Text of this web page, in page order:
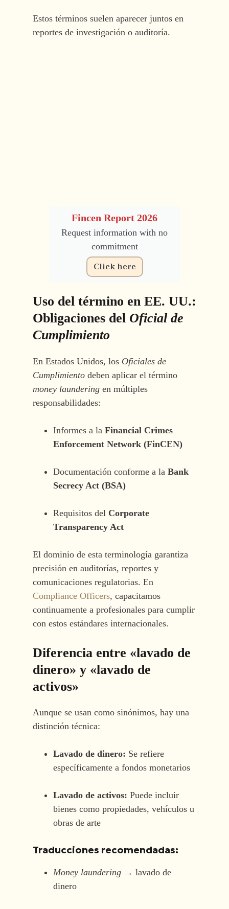
Estos términos suelen aparecer juntos en
reportes de investigación o auditoría.
Fincen Report 2026
Request information with no
commitment
Click here
Uso del término en EE. UU.:
Obligaciones del Oficial de
Cumplimiento
En Estados Unidos, los Oficiales de
Cumplimientodeben aplicar el término
money launderingen múltiples
responsabilidades:
Informes a la Financial Crimes
Enforcement Network (FinCEN)
Documentación conforme a la Bank
Secrecy Act (BSA)
Requisitos del Corporate
Transparency Act
El dominio de esta terminología garantiza
precisión en auditorías, reportes y
comunicaciones regulatorias. En
Compliance Officers, capacitamos
continuamente a profesionales para cumplir
con estos estándares internacionales.
Diferencia entre «lavado de
dinero» y «lavado de
activos»
Aunque se usan como sinónimos, hay una
distinción técnica:
Lavado de dinero: Se refiere
específicamente a fondos monetarios
Lavado de activos: Puede incluir
bienes como propiedades, vehículos u
obras de arte
Traducciones recomendadas:
Money laundering→ lavado de
dinero